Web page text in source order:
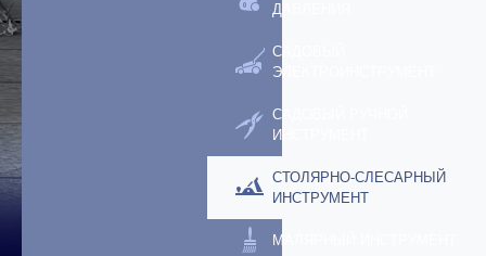
ДАВЛЕНИЯ
САДОВЫЙ
ЭЛЕКТРОИНСТРУМЕНТ
САДОВЫЙ РУЧНОЙ
ИНСТРУМЕНТ
СТОЛЯРНО-СЛЕСАРНЫЙ
ИНСТРУМЕНТ
МАЛЯРНЫЙ ИНСТРУМЕНТ